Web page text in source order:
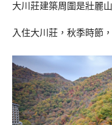
大川莊建築周圍是壯麗
入住大川莊，秋季時節